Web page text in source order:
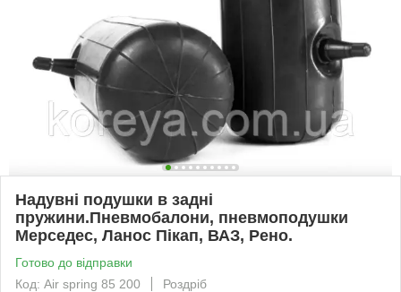
Надувні подушки в задні
пружини.Пневмобалони, пневмоподушки
Мерседес, Ланос Пікап, ВАЗ, Рено.
Готово до відправки
Код: Air spring 85 200
Роздріб